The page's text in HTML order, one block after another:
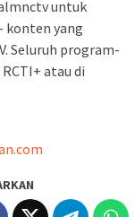
untuk
konten yang
Seluruh program-
atau di